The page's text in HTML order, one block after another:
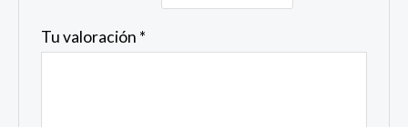
Tu valoración *